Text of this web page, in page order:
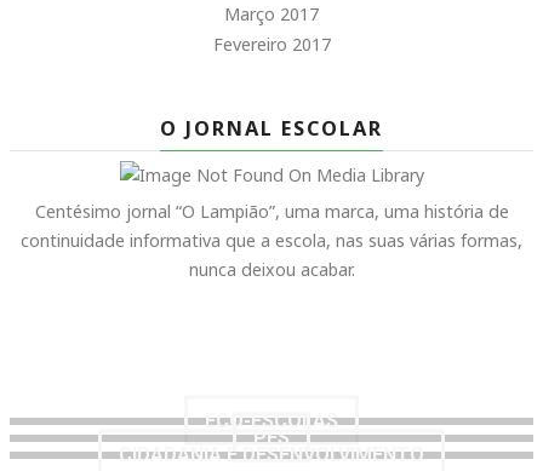
Março 2017
Fevereiro 2017
O JORNAL ESCOLAR
Centésimo jornal “O Lampião”, uma marca, uma história de
continuidade informativa que a escola, nas suas várias formas,
nunca deixou acabar.
ECO-ESCOLAS
PES
CIDADANIA E DESENVOLVIMENTO